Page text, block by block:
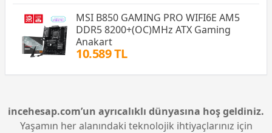
MSI B850 GAMING PRO WIFI6E AM5
DDR5 8200+(OC)MHz ATX Gaming
Anakart
10.589 TL
incehesap.com’un ayrıcalıklı dünyasına hoş geldiniz.
Yaşamın her alanındaki teknolojik ihtiyaçlarınız için